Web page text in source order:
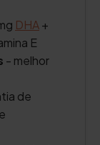
DHA+
E
- melhor
de